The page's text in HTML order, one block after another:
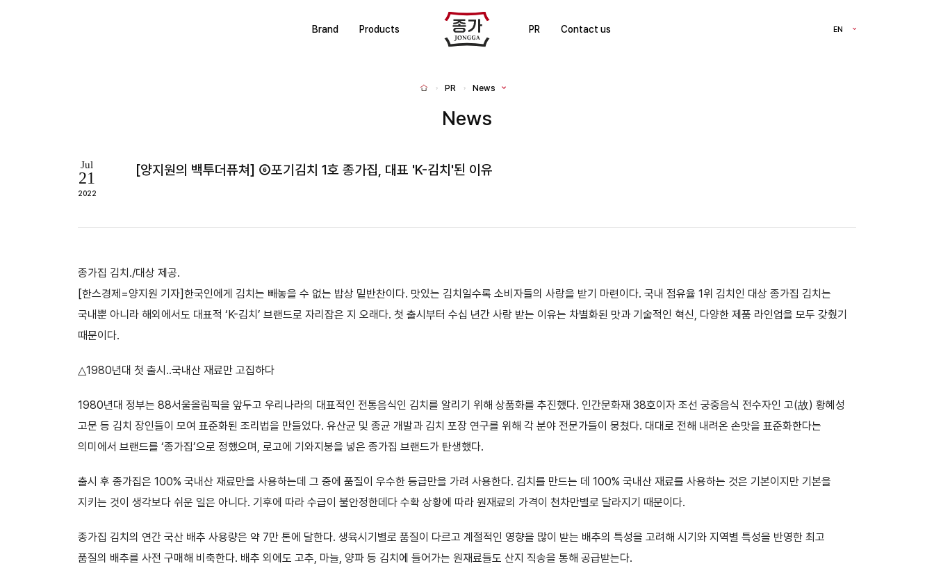
J
J
G
Brand Products PR Contact us EN
H
PR News
News
Jul
21
2022
[양지원의 백투더퓨쳐] ⑥포기김치 1호 종가집, 대표 'K-김치'된 이유
종가집 김치./대상 제공.
[한스경제=양지원 기자]한국인에게 김치는 빼놓을 수 없는 밥상 밑반찬이다. 맛있는 김치일수록 소비자들의 사랑을 받기 마련이다. 국내 점유율 1위 김치인 대상 종가집 김치는
국내뿐 아니라 해외에서도 대표적 ‘K-김치’ 브랜드로 자리잡은 지 오래다. 첫 출시부터 수십 년간 사랑 받는 이유는 차별화된 맛과 기술적인 혁신, 다양한 제품 라인업을 모두 갖췄기
때문이다.
△1980년대 첫 출시..국내산 재료만 고집하다
1980년대 정부는 88서울올림픽을 앞두고 우리나라의 대표적인 전통음식인 김치를 알리기 위해 상품화를 추진했다. 인간문화재 38호이자 조선 궁중음식 전수자인 고(故) 황혜성
고문 등 김치 장인들이 모여 표준화된 조리법을 만들었다. 유산균 및 종균 개발과 김치 포장 연구를 위해 각 분야 전문가들이 뭉쳤다. 대대로 전해 내려온 손맛을 표준화한다는
의미에서 브랜드를 ‘종가집’으로 정했으며, 로고에 기와지붕을 넣은 종가집 브랜드가 탄생했다.
출시 후 종가집은 100% 국내산 재료만을 사용하는데 그 중에 품질이 우수한 등급만을 가려 사용한다. 김치를 만드는 데 100% 국내산 재료를 사용하는 것은 기본이지만 기본을
지키는 것이 생각보다 쉬운 일은 아니다. 기후에 따라 수급이 불안정한데다 수확 상황에 따라 원재료의 가격이 천차만별로 달라지기 때문이다.
종가집 김치의 연간 국산 배추 사용량은 약 7만 톤에 달한다. 생육시기별로 품질이 다르고 계절적인 영향을 많이 받는 배추의 특성을 고려해 시기와 지역별 특성을 반영한 최고
품질의 배추를 사전 구매해 비축한다. 배추 외에도 고추, 마늘, 양파 등 김치에 들어가는 원재료들도 산지 직송을 통해 공급받는다.